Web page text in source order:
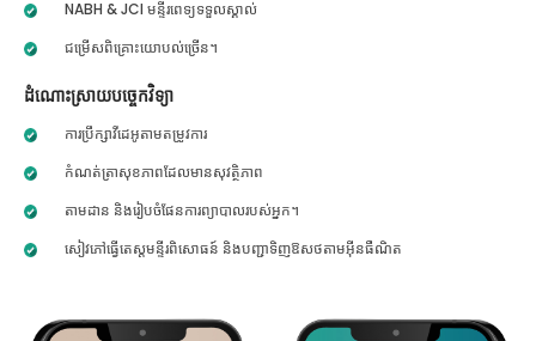
NABH & JCI មន្ទីរពេទ្យទទួលស្គាល់
ជម្រើសពិគ្រោះយោបល់ច្រើន។
ដំណោះស្រាយបច្ចេកវិទ្យា
ការប្រឹក្សាវីដេអូតាមតម្រូវការ
កំណត់ត្រាសុខភាពដែលមានសុវត្ថិភាព
តាមដាន និងរៀបចំផែនការព្យាបាលរបស់អ្នក។
សៀវភៅធ្វើតេស្តមន្ទីរពិសោធន៍ និងបញ្ជាទិញឱសថតាមអ៊ីនធឺណិត